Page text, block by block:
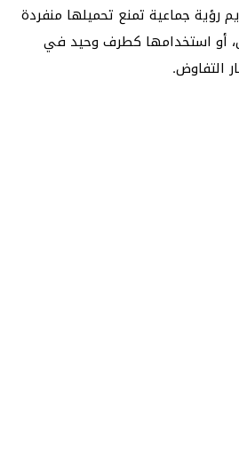
رؤية جماعية تمنع تحميلها منفردة
أو استخدامها كطرف وحيد في
التفاوض.